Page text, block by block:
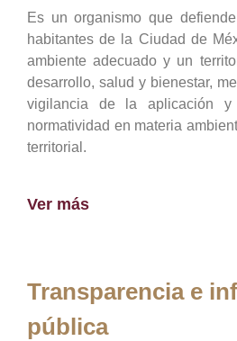
Es un organismo que
habitantes de la Ciudad de
ambiente adecuado y un
desarrollo, salud y bienestar,
vigilancia de la aplicación y
normatividad en materia
territorial.
Ver más
Transparencia e
pública